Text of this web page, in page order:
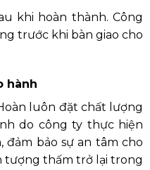
khi hoàn thành. Công
trước khi bàn giao cho
hành
luôn đặt chất lượng
do công ty thực hiện
đảm bảo sự an tâm cho
tượng thấm trở lại trong